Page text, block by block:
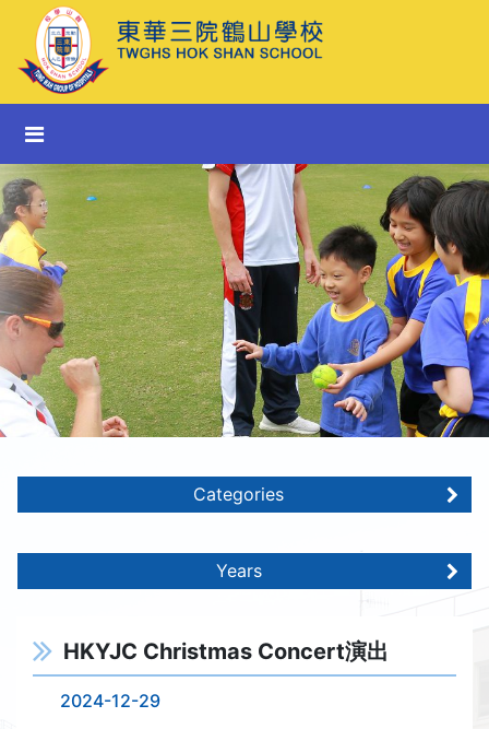
Categories
Years
HKYJC Christmas Concert演出
2024-12-29